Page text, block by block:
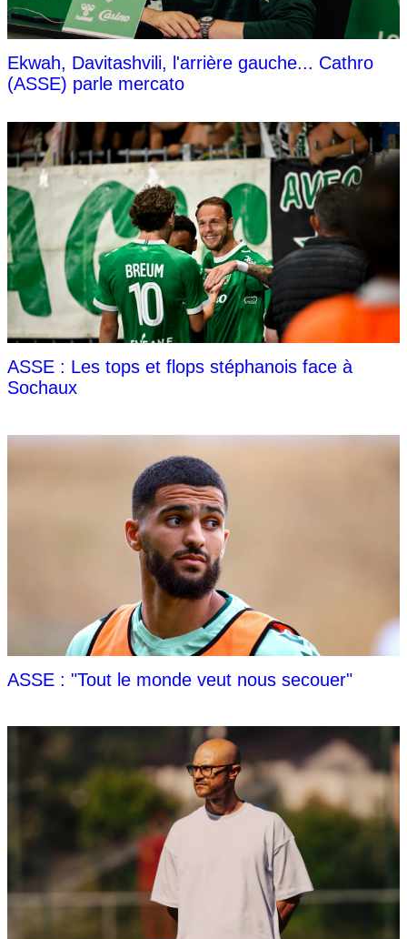
Ekwah, Davitashvili, l'arrière gauche... Cathro
(ASSE) parle mercato
ASSE : Les tops et flops stéphanois face à
Sochaux
ASSE : "Tout le monde veut nous secouer"